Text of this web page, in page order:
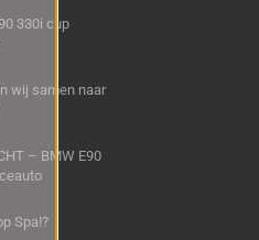
330i cup
wij samen naar
– BMW E90
Spa!?